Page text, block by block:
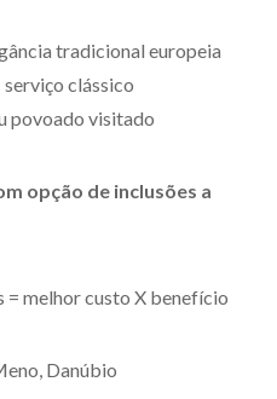
tradicional europeia
clássico
povoado visitado
opção de inclusões a
= melhor custo X benefício
Danúbio